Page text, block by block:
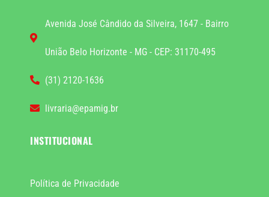
Avenida José Cândido da Silveira, 1647 - Bairro
União Belo Horizonte - MG - CEP: 31170-495
(31) 2120-1636
livraria@epamig.br
INSTITUCIONAL
Política de Privacidade